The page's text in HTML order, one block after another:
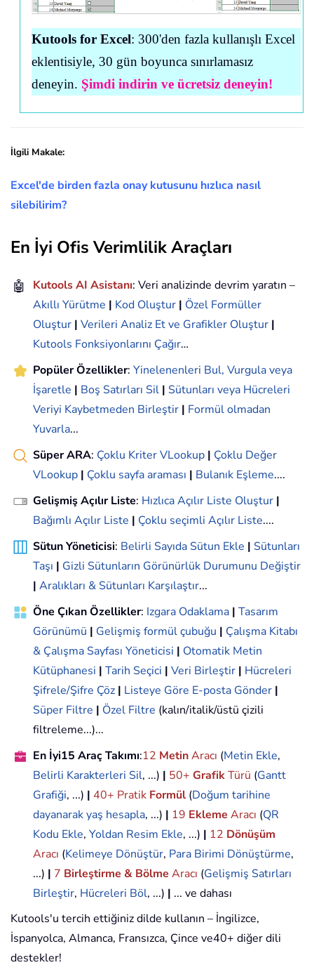
Kutools for Excel: 300'den fazla kullanışlı Excel
eklentisiyle, 30 gün boyunca sınırlamasız
deneyin. Şimdi indirin ve ücretsiz deneyin!
İlgili Makale:
Excel'de birden fazla onay kutusunu hızlıca nasıl
silebilirim?
En İyi Ofis Verimlilik Araçları
🤖 Kutools AI Asistanı: Veri analizinde devrim yaratın –
Akıllı Yürütme | Kod Oluştur | Özel Formüller
Oluştur | Verileri Analiz Et ve Grafikler Oluştur |
Kutools Fonksiyonlarını Çağır…
Popüler Özellikler: Yinelenenleri Bul, Vurgula veya
İşaretle | Boş Satırları Sil | Sütunları veya Hücreleri
Veriyi Kaybetmeden Birleştir | Formül olmadan
Yuvarla...
Süper ARA: Çoklu Kriter VLookup | Çoklu Değer
VLookup | Çoklu sayfa araması | Bulanık Eşleme....
Gelişmiş Açılır Liste: Hızlıca Açılır Liste Oluştur |
Bağımlı Açılır Liste | Çoklu seçimli Açılır Liste....
Sütun Yöneticisi: Belirli Sayıda Sütun Ekle | Sütunları
Taşı | Gizli Sütunların Görünürlük Durumunu Değiştir
| Aralıkları & Sütunları Karşılaştır...
Öne Çıkan Özellikler: Izgara Odaklama | Tasarım
Görünümü | Gelişmiş formül çubuğu | Çalışma Kitabı
& Çalışma Sayfası Yöneticisi | Otomatik Metin
Kütüphanesi | Tarih Seçici | Veri Birleştir | Hücreleri
Şifrele/Şifre Çöz | Listeye Göre E-posta Gönder |
Süper Filtre | Özel Filtre (kalın/italik/üstü çizili
filtreleme...)...
En İyi15 Araç Takımı:12 MetinAracı (Metin Ekle,
Belirli Karakterleri Sil, ...) | 50+ GrafikTürü (Gantt
Grafiği, ...) | 40+ Pratik Formül (Doğum tarihine
dayanarak yaş hesapla, ...) | 19 Ekleme Aracı (QR
Kodu Ekle, Yoldan Resim Ekle, ...) | 12 Dönüşüm
Aracı (Kelimeye Dönüştür, Para Birimi Dönüştürme,
...) | 7 Birleştirme & Bölme Aracı (Gelişmiş Satırları
Birleştir, Hücreleri Böl, ...) | ... ve dahası
Kutools'u tercih ettiğiniz dilde kullanın – İngilizce,
İspanyolca, Almanca, Fransızca, Çince ve40+ diğer dili
destekler!